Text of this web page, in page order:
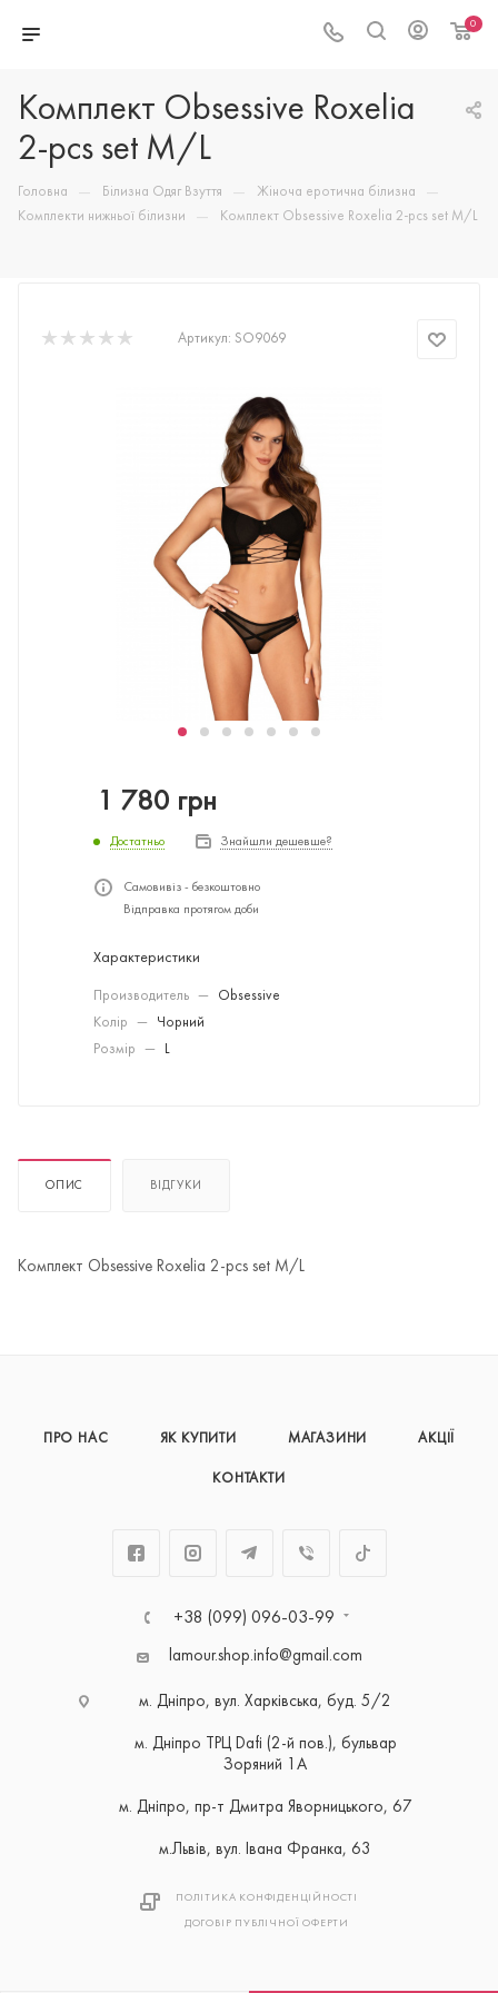
0
Комплект Obsessive Roxelia
2-pcs set M/L
Головна — Білизна Одяг Взуття — Жіноча еротична білизна —
Комплекти нижньої білизни — Комплект Obsessive Roxelia 2-pcs set M/L
Артикул: SO9069
1 780 грн
Достатньо Знайшли дешевше?
Самовивіз - безкоштовно
Відправка протягом доби
Характеристики
Производитель —
Obsessive
Колір
—
Чорний
Розмір
— L
ОПИС ВІДГУКИ
Комплект Obsessive Roxelia 2-pcs set M/L
ПРО НАС ЯК КУПИТИ МАГАЗИНИ АКЦІЇ
КОНТАКТИ
+38 (099) 096-03-99
lamour.shop.info@gmail.com
м. Дніпро, вул. Харківська, буд. 5/2
м. Дніпро ТРЦ Dafi (2-й пов.), бульвар
Зоряний 1А
м. Дніпро, пр-т Дмитра Яворницького, 67
м.Львів, вул. Івана Франка, 63
ПОЛІТИКА КОНФІДЕНЦІЙНОСТІ
ДОГОВІР ПУБЛІЧНОЇ ОФЕРТИ